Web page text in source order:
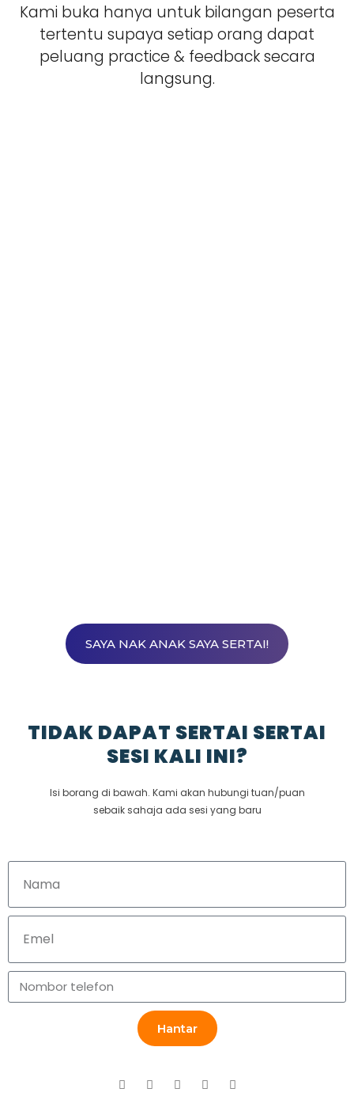
Kami buka hanya untuk bilangan peserta
tertentu supaya setiap orang dapat
peluang practice & feedback secara
langsung.
SAYA NAK ANAK SAYA SERTAI!
TIDAK DAPAT SERTAI SERTAI
SESI KALI INI?
Isi borang di bawah. Kami akan hubungi tuan/puan
sebaik sahaja ada sesi yang baru
Hantar